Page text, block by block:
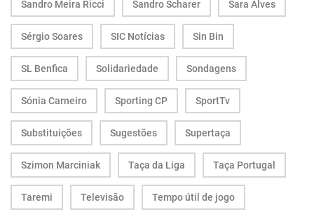
Sandro Meira Ricci Sandro Scharer Sara Alves
Sérgio Soares SIC Notícias Sin Bin
SL Benfica Solidariedade Sondagens
Sónia Carneiro Sporting CP SportTv
Substituições Sugestões Supertaça
Szimon Marciniak Taça da Liga Taça Portugal
Taremi Televisão Tempo útil de jogo